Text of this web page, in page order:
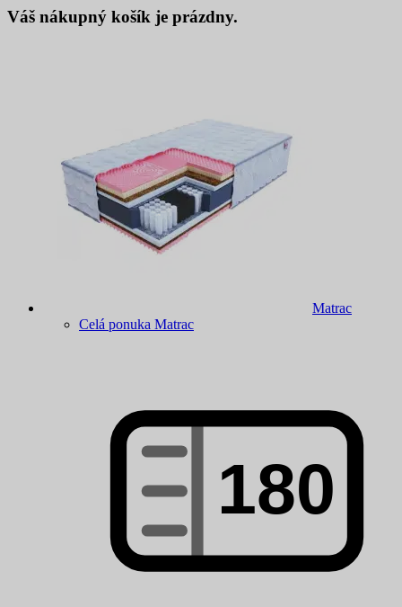
Váš nákupný košík je prázdny.
Matrac
Celá ponuka Matrac